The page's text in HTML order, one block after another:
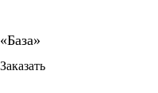
Заказать